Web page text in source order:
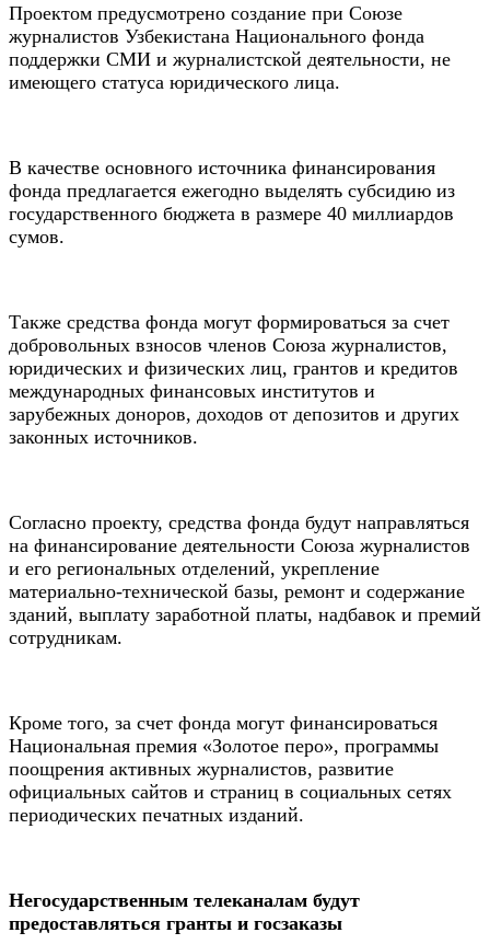
Проектом предусмотрено создание при Союзе
журналистов Узбекистана Национального фонда
поддержки СМИ и журналистской деятельности, не
имеющего статуса юридического лица.
В качестве основного источника финансирования
фонда предлагается ежегодно выделять субсидию из
государственного бюджета в размере 40 миллиардов
сумов.
Также средства фонда могут формироваться за счет
добровольных взносов членов Союза журналистов,
юридических и физических лиц, грантов и кредитов
международных финансовых институтов и
зарубежных доноров, доходов от депозитов и других
законных источников.
Согласно проекту, средства фонда будут направляться
на финансирование деятельности Союза журналистов
и его региональных отделений, укрепление
материально-технической базы, ремонт и содержание
зданий, выплату заработной платы, надбавок и премий
сотрудникам.
Кроме того, за счет фонда могут финансироваться
Национальная премия «Золотое перо», программы
поощрения активных журналистов, развитие
официальных сайтов и страниц в социальных сетях
периодических печатных изданий.
Негосударственным телеканалам будут
предоставляться гранты и госзаказы